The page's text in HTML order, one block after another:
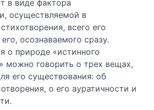
в виде фактора
осуществляемой в
всего его
осознаваемого сразу.
о природе «истинного
можно говорить о трех вещах,
его существования: об
о его ауратичности и